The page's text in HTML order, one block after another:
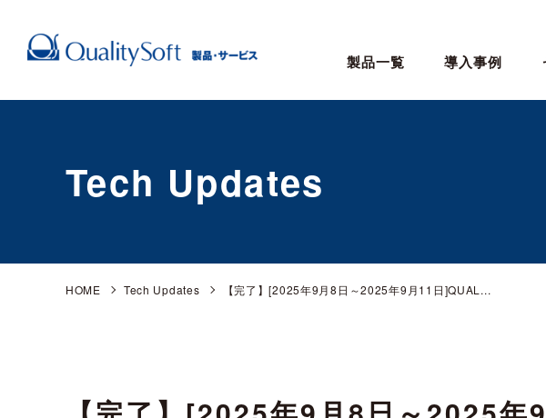
製品一覧 導入事例
Tech Updates
HOME Tech Updates 【完了】[2025年9月8日～2025年9月11日]QUAL...